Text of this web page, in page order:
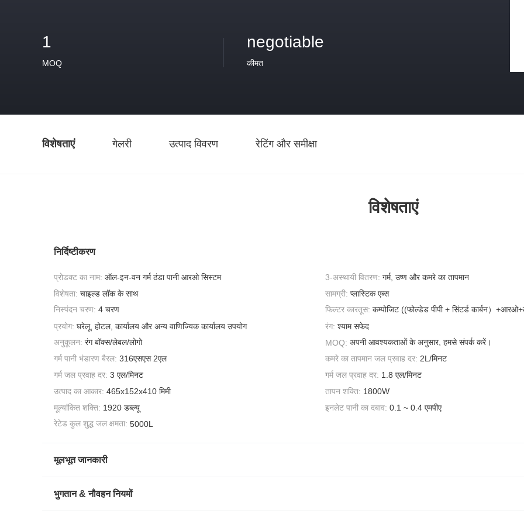
1
MOQ
negotiable
कीमत
विशेषताएं गेलरी उत्पाद विवरण रेटिंग और समीक्षा
विशेषताएं
निर्दिष्टीकरण
प्रोडक्ट का नाम: ऑल-इन-वन गर्म ठंडा पानी आरओ सिस्टम 3-अस्थायी वितरण: गर्म, उष्ण और कमरे का तापमान
विशेषता: चाइल्ड लॉक के साथ सामग्री: प्लास्टिक एब्स
निस्पंदन चरण: 4 चरण फिल्टर कारतूस: कम्पोजिट ((फोल्डेड पीपी + सिंटर्ड कार्बन）
प्रयोग: घरेलू, होटल, कार्यालय और अन्य वाणिज्यिक कार्यालय उपयोग रंग: श्याम सफेद
अनुकूलन: रंग बॉक्स/लेबल/लोगो MOQ: अपनी आवश्यकताओं के अनुसार, हमसे संपर्क करें।
गर्म पानी भंडारण बैरल: 316एसएस 2एल कमरे का तापमान जल प्रवाह दर: 2L/मिनट
गर्म जल प्रवाह दर: 3 एल/मिनट गर्म जल प्रवाह दर: 1.8 एल/मिनट
उत्पाद का आकार: 465x152x410 मिमी तापन शक्ति: 1800W
मूल्यांकित शक्ति: 1920 डब्ल्यू इनलेट पानी का दबाव: 0.1 ~ 0.4 एमपीए
रेटेड कुल शुद्ध जल क्षमता: 5000L
मूलभूत जानकारी
भुगतान & नौवहन नियमों